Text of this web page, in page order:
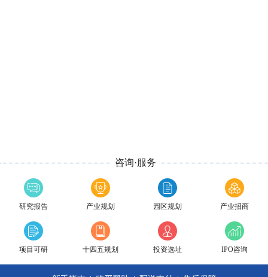
咨询·服务
研究报告 产业规划 园区规划 产业招商
项目可研 十四五规划 投资选址 IPO咨询